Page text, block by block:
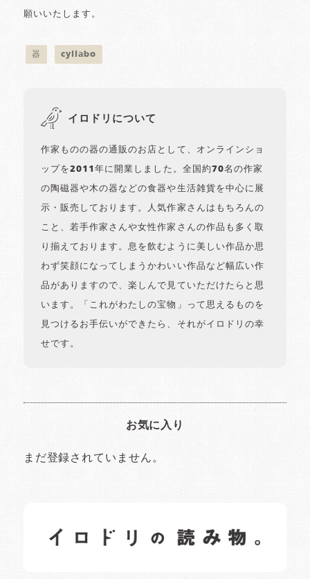
願いいたします。
器 cyilabo
イロドリについて
作家ものの器の通販のお店として、オンラインショ
ップを2011年に開業しました。全国約70名の作家
の陶磁器や木の器などの食器や生活雑貨を中心に展
示・販売しております。人気作家さんはもちろんの
こと、若手作家さんや女性作家さんの作品も多く取
り揃えております。息を飲むように美しい作品か思
わず笑顔になってしまうかわいい作品など幅広い作
品がありますので、楽しんで見ていただけたらと思
います。「これがわたしの宝物」って思えるものを
見つけるお手伝いができたら、それがイロドリの幸
せです。
お気に入り
まだ登録されていません。
日常の様子など随時更新中です。